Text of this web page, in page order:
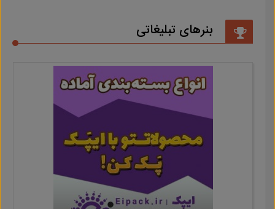
بنرهای تبلیغاتی